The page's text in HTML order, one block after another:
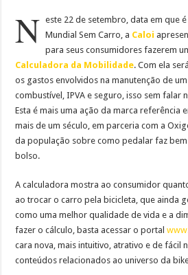
N este 22 de setembro, data em que
Mundial Sem Carro, a Caloi
para seus consumidores fazerem
Calculadora da Mobilidade. Com ela
os gastos envolvidos na manutenção de
combustível, IPVA e seguro, isso sem falar
Esta é mais uma ação da marca referência
mais de um século, em parceria com a
da população sobre como pedalar faz
bolso.
A calculadora mostra ao consumidor
ao trocar o carro pela bicicleta, que ainda
como uma melhor qualidade de vida e a
fazer o cálculo, basta acessar o portal
cara nova, mais intuitivo, atrativo e de fácil
conteúdos relacionados ao universo da